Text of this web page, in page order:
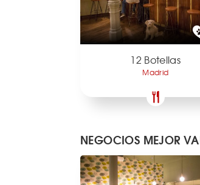
12 Botellas
Madrid
NEGOCIOS MEJOR